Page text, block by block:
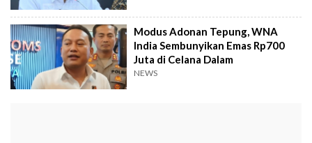
Modus Adonan Tepung, WNA
India Sembunyikan Emas Rp700
Juta di Celana Dalam
NEWS